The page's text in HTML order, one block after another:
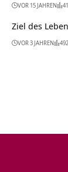
VOR 15 JAHREN
Ziel des
VOR 3 JAHREN